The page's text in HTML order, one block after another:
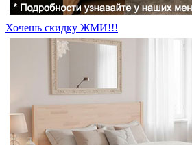
Хочешь скидку ЖМИ!!!